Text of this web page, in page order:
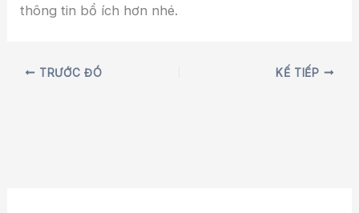
thông tin bổ ích hơn nhé.
TRƯỚC ĐÓ KẾ TIẾP